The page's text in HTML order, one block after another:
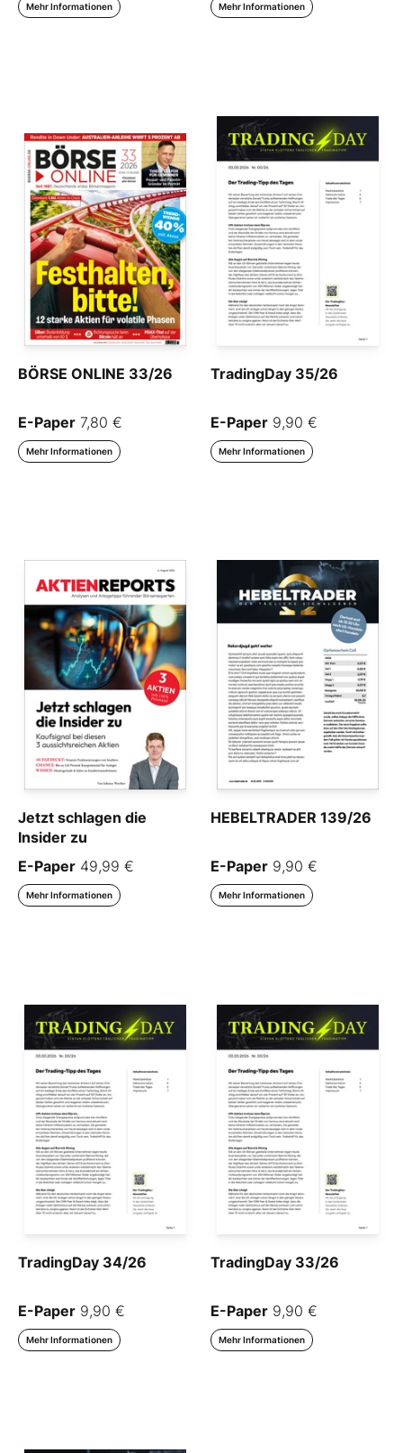
Mehr Informationen Mehr Informationen
BÖRSE ONLINE 33/26
E-Paper 7,80 €
Mehr Informationen
TradingDay 35/26
E-Paper 9,90 €
Mehr Informationen
Jetzt schlagen die
Insider zu
E-Paper 49,99 €
Mehr Informationen
HEBELTRADER 139/26
E-Paper 9,90 €
Mehr Informationen
TradingDay 34/26
E-Paper 9,90 €
Mehr Informationen
TradingDay 33/26
E-Paper 9,90 €
Mehr Informationen